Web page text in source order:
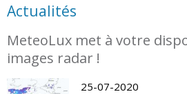
Actualités
MeteoLux met à votre
images radar !
25-07-2020